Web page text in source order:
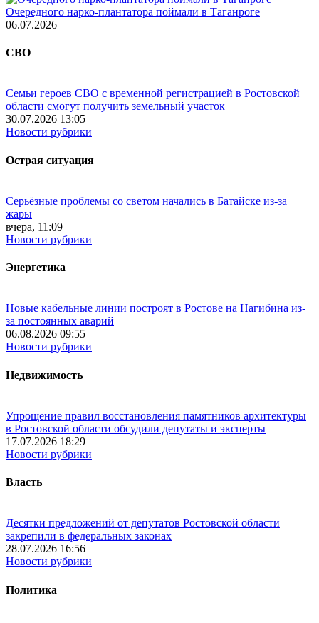
Очередного нарко-плантатора поймали в Таганроге
06.07.2026
СВО
Семьи героев СВО с временной регистрацией в Ростовской
области смогут получить земельный участок
30.07.2026 13:05
Новости рубрики
Острая ситуация
Серьёзные проблемы со светом начались в Батайске из-за
жары
вчера, 11:09
Новости рубрики
Энергетика
Новые кабельные линии построят в Ростове на Нагибина из-
за постоянных аварий
06.08.2026 09:55
Новости рубрики
Недвижимость
Упрощение правил восстановления памятников архитектуры
в Ростовской области обсудили депутаты и эксперты
17.07.2026 18:29
Новости рубрики
Власть
Десятки предложений от депутатов Ростовской области
закрепили в федеральных законах
28.07.2026 16:56
Новости рубрики
Политика